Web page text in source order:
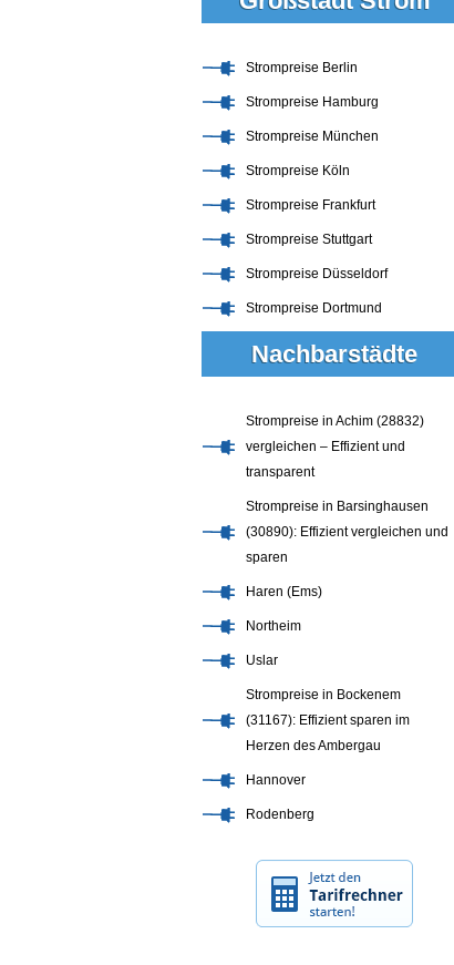
Strompreise Berlin
Strompreise Hamburg
Strompreise München
Strompreise Köln
Strompreise Frankfurt
Strompreise Stuttgart
Strompreise Düsseldorf
Strompreise Dortmund
Nachbarstädte
Strompreise in Achim (28832)
vergleichen – Effizient und
transparent
Strompreise in Barsinghausen
(30890): Effizient vergleichen und
sparen
Haren (Ems)
Northeim
Uslar
Strompreise in Bockenem
(31167): Effizient sparen im
Herzen des Ambergau
Hannover
Rodenberg